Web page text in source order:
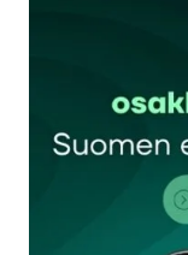
kentät on